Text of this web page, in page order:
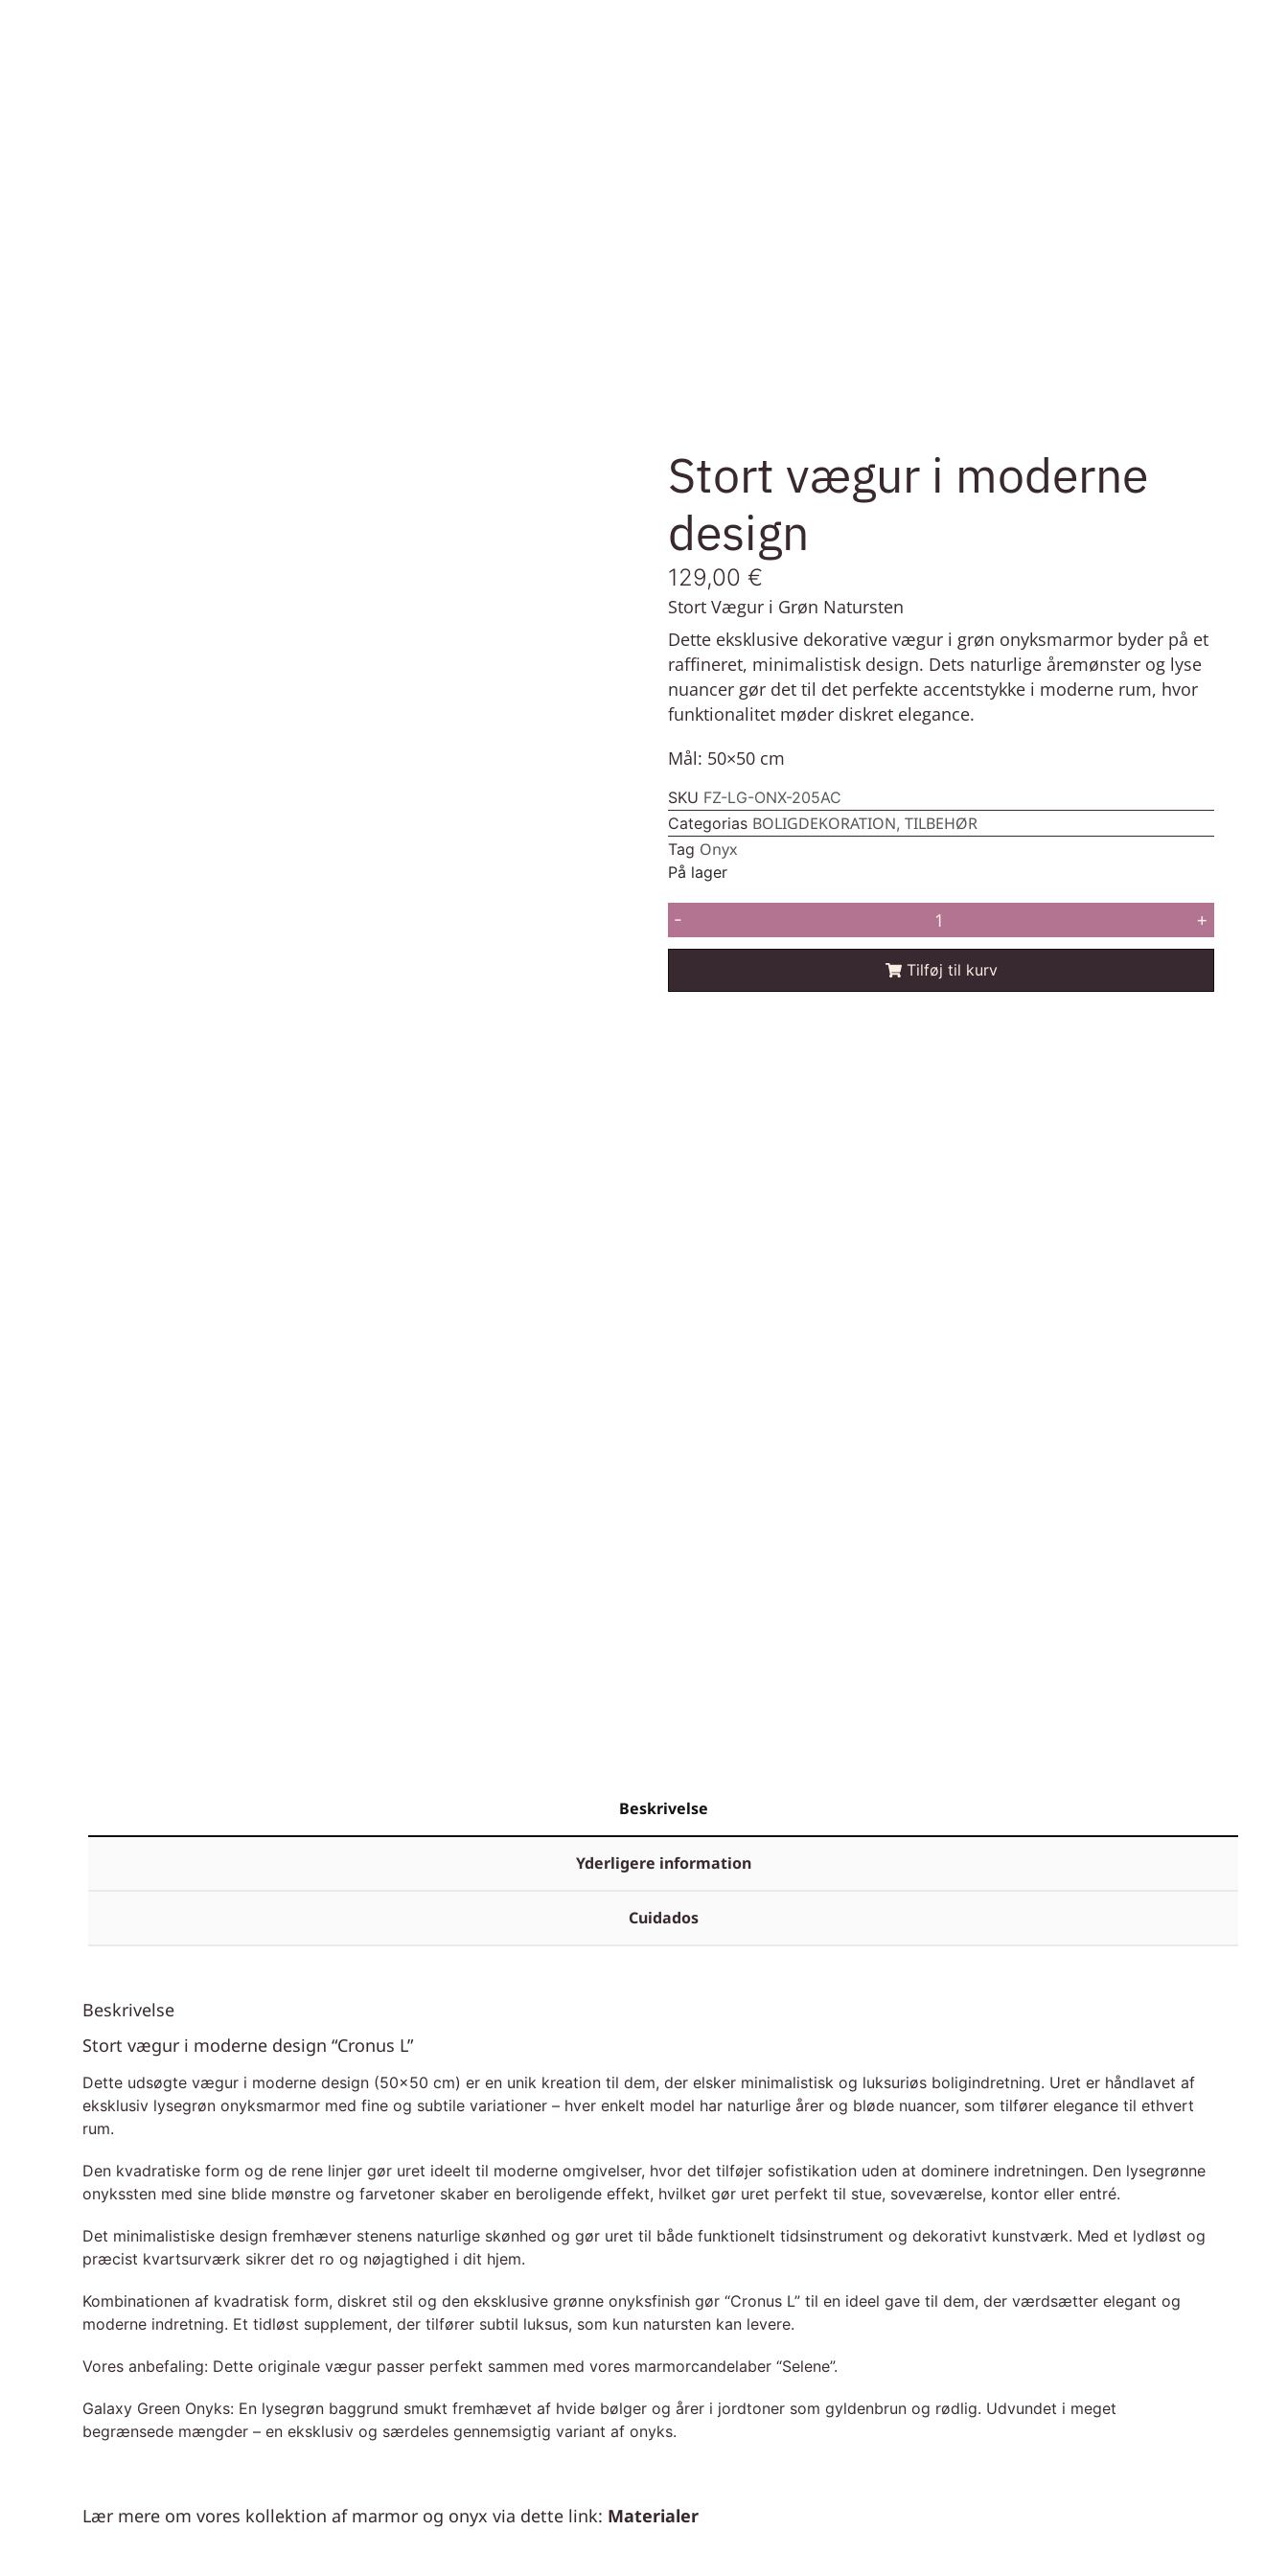
Stort vægur i moderne
design
129,00 €
Stort Vægur i Grøn Natursten
Dette eksklusive dekorative vægur i grøn onyksmarmor byder på et
raffineret, minimalistisk design. Dets naturlige åremønster og lyse
nuancer gør det til det perfekte accentstykke i moderne rum, hvor
funktionalitet møder diskret elegance.
Mål: 50×50 cm
SKU FZ-LG-ONX-205AC
Categorias BOLIGDEKORATION, TILBEHØR
Tag Onyx
På lager
- +
Tilføj til kurv
Beskrivelse
Yderligere information
Cuidados
Beskrivelse
Stort vægur i moderne design “Cronus L”
Dette udsøgte vægur i moderne design (50×50 cm) er en unik kreation til dem, der elsker minimalistisk og luksuriøs boligindretning. Uret er håndlavet af
eksklusiv lysegrøn onyksmarmor med fine og subtile variationer – hver enkelt model har naturlige årer og bløde nuancer, som tilfører elegance til ethvert
rum.
Den kvadratiske form og de rene linjer gør uret ideelt til moderne omgivelser, hvor det tilføjer sofistikation uden at dominere indretningen. Den lysegrønne
onykssten med sine blide mønstre og farvetoner skaber en beroligende effekt, hvilket gør uret perfekt til stue, soveværelse, kontor eller entré.
Det minimalistiske design fremhæver stenens naturlige skønhed og gør uret til både funktionelt tidsinstrument og dekorativt kunstværk. Med et lydløst og
præcist kvartsurværk sikrer det ro og nøjagtighed i dit hjem.
Kombinationen af kvadratisk form, diskret stil og den eksklusive grønne onyksfinish gør “Cronus L” til en ideel gave til dem, der værdsætter elegant og
moderne indretning. Et tidløst supplement, der tilfører subtil luksus, som kun natursten kan levere.
Vores anbefaling: Dette originale vægur passer perfekt sammen med vores marmorcandelaber “Selene”.
Galaxy Green Onyks: En lysegrøn baggrund smukt fremhævet af hvide bølger og årer i jordtoner som gyldenbrun og rødlig. Udvundet i meget
begrænsede mængder – en eksklusiv og særdeles gennemsigtig variant af onyks.
Lær mere om vores kollektion af marmor og onyx via dette link: Materialer